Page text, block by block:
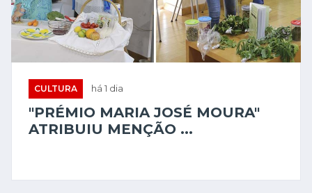
CULTURA há 1 dia
"PRÉMIO MARIA JOSÉ MOURA"
ATRIBUIU MENÇÃO ...